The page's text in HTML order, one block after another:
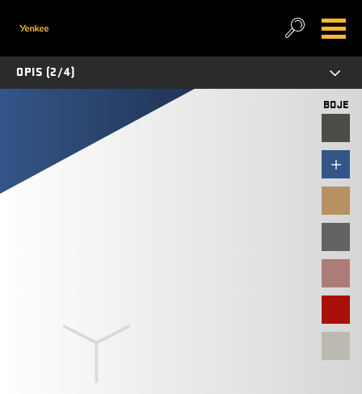
BOJE
OPIS (2/4)